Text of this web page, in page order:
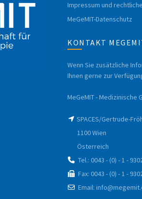
Impressum und
MeGeMIT-Datenschutz
KONTAKT
Wenn Sie zusätzliche
Ihnen gerne zur
MeGeMIT - Medizinische
SPACES/Gertrude-
1100 Wien
Österreich
Tel.: 0043 - (0) - 1 -
Fax: 0043 - (0) - 1 -
Email: